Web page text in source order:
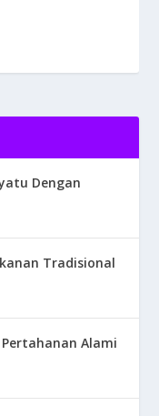
Dengan
Tradisional
Alami